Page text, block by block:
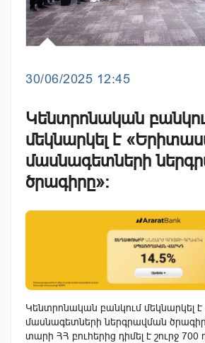
30/06/2025 12:45
Կենտրոնական
մեկնարկել է
մասնագետների
ծրագիրը»:
Կենտրոնական բանկում մեկնարկել
մասնագետների ներգրավման
տարի ՀՀ բուհերից դիմել է շուրջ 700